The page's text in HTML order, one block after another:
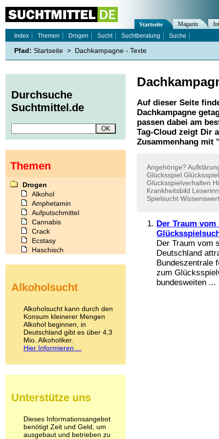
Auf dieser Seite
Dachkampagne
passen dabei am
Tag-Cloud zeigt Dir
Zusammenhang mit
Angehörige?
Glücksspiel
Glücksspielverhalten
Krankheitsbild
Spielsucht
Der Traum
Der Traum vom
Deutschland
Bundeszentrale
zum
bundesweiten ...
Startseite Magazin
Index
Themen Drogen Sucht Suchtberatung Suche
Pfad: Startseite > Dachkampagne - Texte
Durchsuche
Suchtmittel.de
Themen
Drogen
Alkohol
Amphetamin
Aufputschmittel
Cannabis
Crack
Ecstasy
Haschisch
Kokain
LSD
Marihuana
Medikamente
Meskalin
Metamphetamin
Methadon
Pilze
Psychopharmaka
Schlafmittel
Schmerzmittel
Alkoholsucht
Alkoholsucht kann durch den
Konsum kleinerer Mengen
Alkohol beginnen, in
Deutschland gibt es über 4,3
Mio. Alkoholiker.
Hier Informieren ...
Unterstütze uns
Dieses Informationsangebot
benötigt Zeit und Geld, um
ausgebaut und betrieben zu